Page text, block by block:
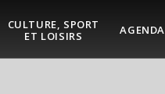
CULTURE, SPORT
ET LOISIRS
AGENDA